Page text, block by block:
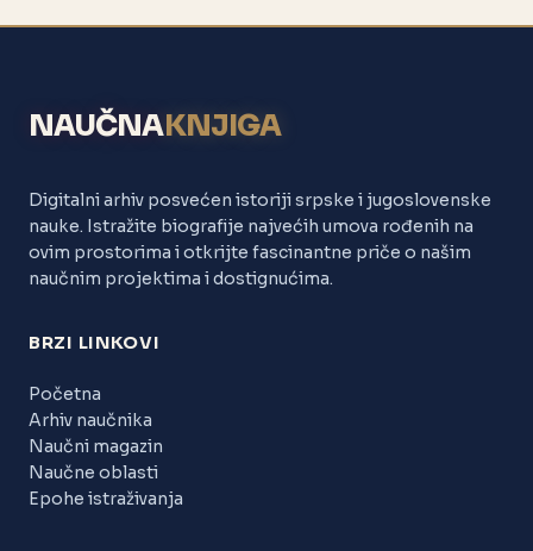
NAUČNAKNJIGA
Digitalni arhiv posvećen istoriji srpske i jugoslovenske
nauke. Istražite biografije najvećih umova rođenih na
ovim prostorima i otkrijte fascinantne priče o našim
naučnim projektima i dostignućima.
BRZI LINKOVI
Početna
Arhiv naučnika
Naučni magazin
Naučne oblasti
Epohe istraživanja